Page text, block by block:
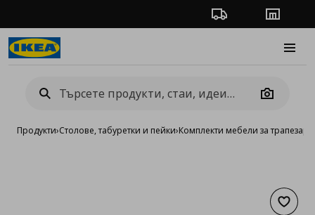
Проследяване на
Camera
Продукти›Столове, табуретки и пейки›Комплекти мебели за